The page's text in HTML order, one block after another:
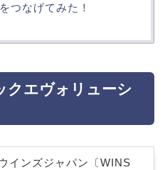
つなげてみた！
クエヴォリューシ
インズジャパン〔WINS